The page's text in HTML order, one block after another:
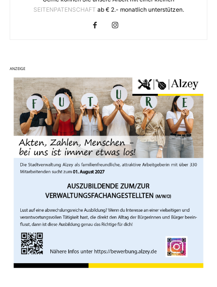
SEITENPATENSCHAFT ab € 2.- monatlich unterstützen.
ANZEIGE